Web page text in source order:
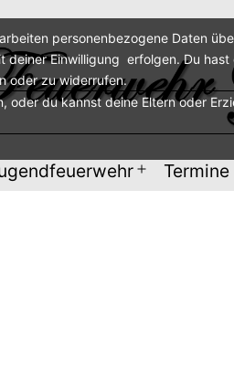
MenüTermine
personenbezogene Daten
deiner Einwilligung erfolgen. Du hast
oder zu widerrufen.
oder du kannst deine Eltern oder